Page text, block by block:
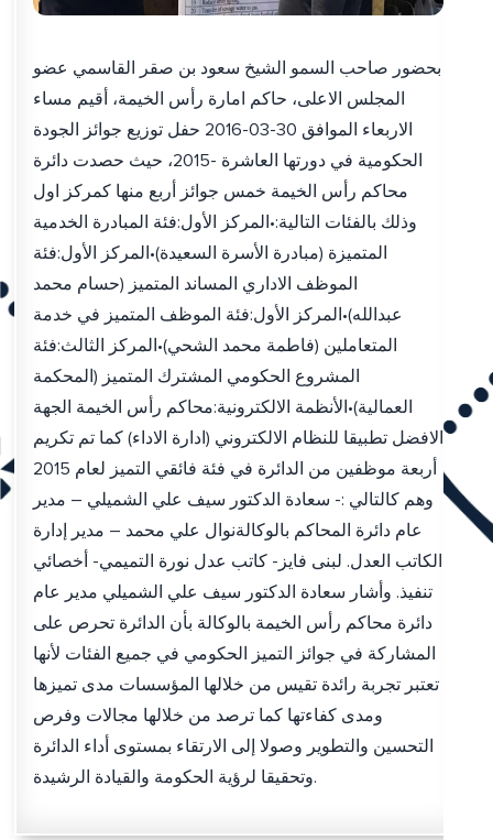
بحضور صاحب السمو الشيخ سعود بن صقر القاسمي عضو
المجلس الاعلى، حاكم امارة رأس الخيمة، أقيم مساء
الاربعاء الموافق 30-03-2016 حفل توزيع جوائز الجودة
الحكومية في دورتها العاشرة -2015، حيث حصدت دائرة
محاكم رأس الخيمة خمس جوائز أربع منها كمركز اول
وذلك بالفئات التالية:•المركز الأول:فئة المبادرة الخدمية
المتميزة (مبادرة الأسرة السعيدة)•المركز الأول:فئة
الموظف الاداري المساند المتميز (حسام محمد
عبدالله)•المركز الأول:فئة الموظف المتميز في خدمة
المتعاملين (فاطمة محمد الشحي)•المركز الثالث:فئة
المشروع الحكومي المشترك المتميز (المحكمة
العمالية)•الأنظمة الالكترونية:محاكم رأس الخيمة الجهة
الافضل تطبيقا للنظام الالكتروني (ادارة الاداء) كما تم تكريم
أربعة موظفين من الدائرة في فئة فائقي التميز لعام 2015
وهم كالتالي :- سعادة الدكتور سيف علي الشميلي – مدير
عام دائرة المحاكم بالوكالةنوال علي محمد – مدير إدارة
الكاتب العدل. لبنى فايز- كاتب عدل نورة التميمي- أخصائي
تنفيذ. وأشار سعادة الدكتور سيف علي الشميلي مدير عام
دائرة محاكم رأس الخيمة بالوكالة بأن الدائرة تحرص على
المشاركة في جوائز التميز الحكومي في جميع الفئات لأنها
تعتبر تجربة رائدة تقيس من خلالها المؤسسات مدى تميزها
ومدى كفاءتها كما ترصد من خلالها مجالات وفرص
التحسين والتطوير وصولا إلى الارتقاء بمستوى أداء الدائرة
وتحقيقا لرؤية الحكومة والقيادة الرشيدة.